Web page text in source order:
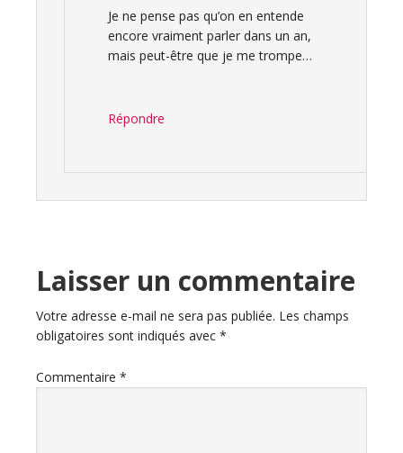
Je ne pense pas qu’on en entende
encore vraiment parler dans un an,
mais peut-être que je me trompe…
Répondre
Laisser un commentaire
Votre adresse e-mail ne sera pas publiée. Les champs
obligatoires sont indiqués avec *
Commentaire *